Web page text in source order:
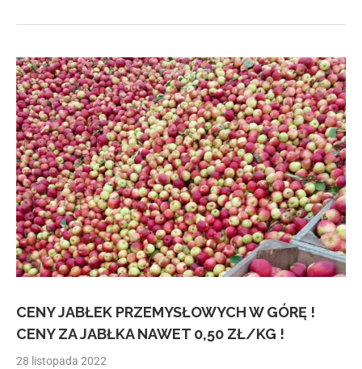
CENY JABŁEK PRZEMYSŁOWYCH W GÓRĘ !
CENY ZA JABŁKA NAWET 0,50 ZŁ/KG !
28 listopada 2022